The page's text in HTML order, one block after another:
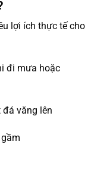
lợi ích thực tế cho
đi mưa hoặc
đá văng lên